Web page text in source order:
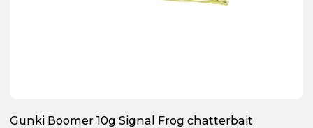
Gunki Boomer 10g Signal Frog chatterbait